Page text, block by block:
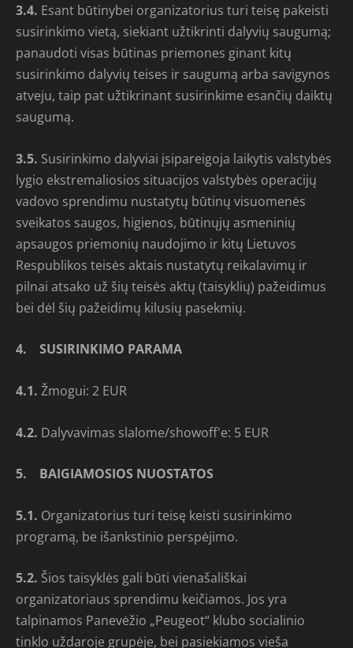
3.4. Esant būtinybei organizatorius turi teisę pakeisti
susirinkimo vietą, siekiant užtikrinti dalyvių saugumą;
panaudoti visas būtinas priemones ginant kitų
susirinkimo dalyvių teises ir saugumą arba savigynos
atveju, taip pat užtikrinant susirinkime esančių daiktų
saugumą.
3.5. Susirinkimo dalyviai įsipareigoja laikytis valstybės
lygio ekstremaliosios situacijos valstybės operacijų
vadovo sprendimu nustatytų būtinų visuomenės
sveikatos saugos, higienos, būtinųjų asmeninių
apsaugos priemonių naudojimo ir kitų Lietuvos
Respublikos teisės aktais nustatytų reikalavimų ir
pilnai atsako už šių teisės aktų (taisyklių) pažeidimus
bei dėl šių pažeidimų kilusių pasekmių.
4. SUSIRINKIMO PARAMA
4.1. Žmogui: 2 EUR
4.2. Dalyvavimas slalome/showoff'e: 5 EUR
5. BAIGIAMOSIOS NUOSTATOS
5.1. Organizatorius turi teisę keisti susirinkimo
programą, be išankstinio perspėjimo.
5.2. Šios taisyklės gali būti vienašališkai
organizatoriaus sprendimu keičiamos. Jos yra
talpinamos Panevėžio „Peugeot“ klubo socialinio
tinklo uždaroje grupėje, bei pasiekiamos vieša